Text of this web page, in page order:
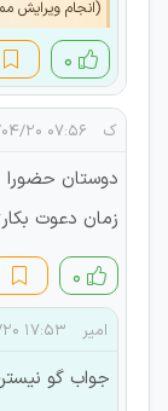
(انجام ویرایش
۰
ک ۰۷:۵۶ ۱۴۰۵/۰۴/۲۰
دوستان حضورا
زمان دعوت
۰
امیر ۱۷:۵۳ ۱۴۰۵/۰۴/۲۰
جواب گو